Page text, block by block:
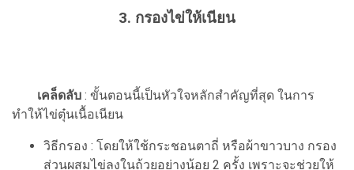
3. กรองไข่ให้เนียน
เคล็ดลับ : ขั้นตอนนี้เป็นหัวใจหลักสำคัญที่สุด ในการ
ทำให้ไข่ตุ๋นเนื้อเนียน
วิธีกรอง : โดยให้ใช้กระชอนตาถี่ หรือผ้าขาวบาง กรอง
ส่วนผสมไข่ลงในถ้วยอย่างน้อย 2 ครั้ง เพราะจะช่วยให้